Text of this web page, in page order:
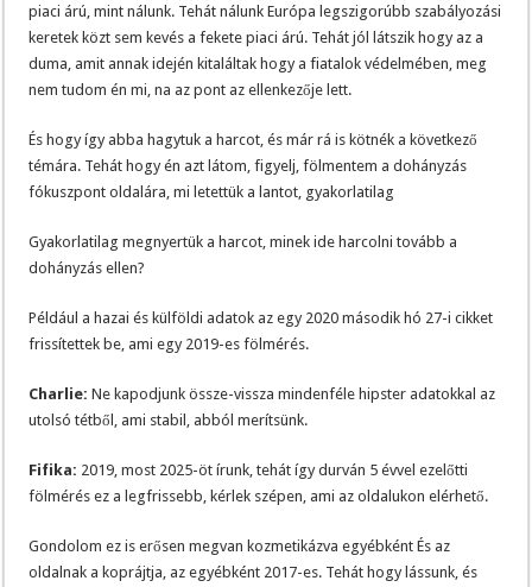
piaci árú, mint nálunk. Tehát nálunk Európa legszigorúbb szabályozási
keretek közt sem kevés a fekete piaci árú. Tehát jól látszik hogy az a
duma, amit annak idején kitaláltak hogy a fiatalok védelmében, meg
nem tudom én mi, na az pont az ellenkezője lett.
És hogy így abba hagytuk a harcot, és már rá is kötnék a következő
témára. Tehát hogy én azt látom, figyelj, fölmentem a dohányzás
fókuszpont oldalára, mi letettük a lantot, gyakorlatilag
Gyakorlatilag megnyertük a harcot, minek ide harcolni tovább a
dohányzás ellen?
Például a hazai és külföldi adatok az egy 2020 második hó 27-i cikket
frissítettek be, ami egy 2019-es fölmérés.
Charlie: Ne kapodjunk össze-vissza mindenféle hipster adatokkal az
utolsó tétből, ami stabil, abból merítsünk.
Fifika: 2019, most 2025-öt írunk, tehát így durván 5 évvel ezelőtti
fölmérés ez a legfrissebb, kérlek szépen, ami az oldalukon elérhető.
Gondolom ez is erősen megvan kozmetikázva egyébként És az
oldalnak a koprájtja, az egyébként 2017-es. Tehát hogy lássunk, és